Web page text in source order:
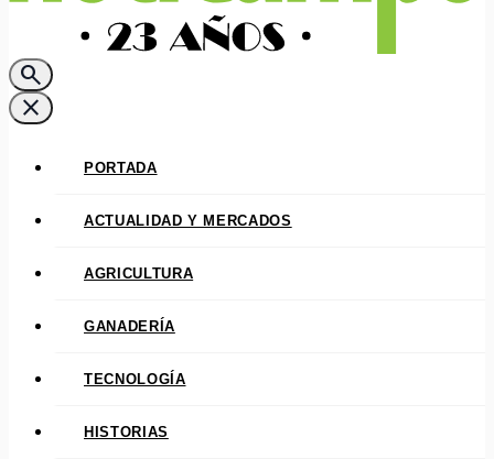
search
close
PORTADA
ACTUALIDAD Y MERCADOS
AGRICULTURA
GANADERÍA
TECNOLOGÍA
HISTORIAS